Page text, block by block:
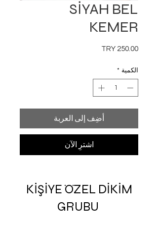
SİYAH BEL
KEMER
الكمية *
أضِف إلى العربة
اشترِ الآن
KİŞİYE ÖZEL DİKİM
GRUBU